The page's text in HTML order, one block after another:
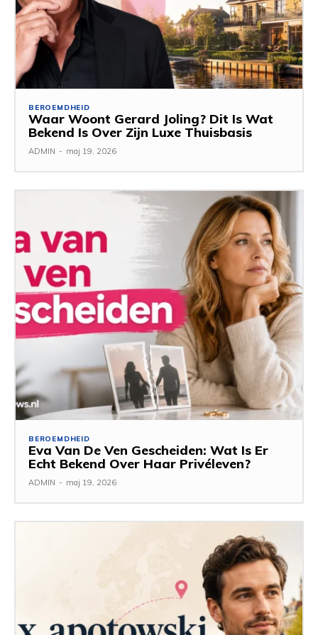
BEROEMDHEID
Waar Woont Gerard Joling? Dit Is Wat
Bekend Is Over Zijn Luxe Thuisbasis
ADMIN - maj 19, 2026
BEROEMDHEID
Eva Van De Ven Gescheiden: Wat Is Er
Echt Bekend Over Haar Privéleven?
ADMIN - maj 19, 2026